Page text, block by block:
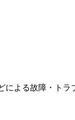
よる故障・ト